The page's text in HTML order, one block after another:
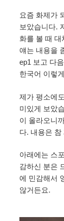
요즘 화제가
보았습니다.
화를 볼 때 대
얘는 내용을
ep1 보고 다
한국어 이렇
제가 평소에
미있게 보았
이 올라오니
다. 내용은
아래에는 스
감하신 분은
에 민감해서
않거든요.